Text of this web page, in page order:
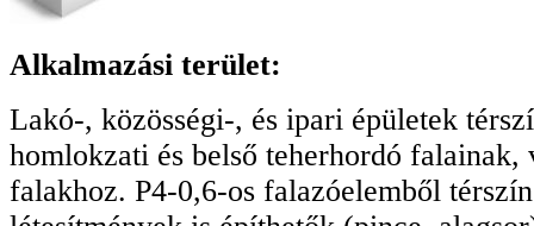
Alkalmazási terület:
Lakó-, közösségi-, és ipari épületek
homlokzati és belső teherhordó falainak,
falakhoz. P4-0,6-os falazóelemből